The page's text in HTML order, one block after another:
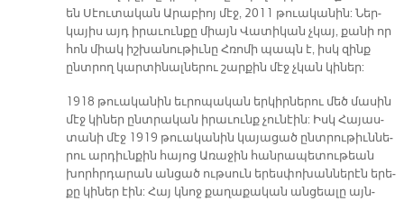
են Սէու­տա­կան Ա­րա­բիոյ մէջ, 2011 թուա­կա­նին: Ներ­
կա­յիս այդ ի­րա­ւուն­քը միայն Վա­տի­կան չկայ, քա­նի որ
հոն միակ իշ­խա­նու­թիւ­նը Հռո­մի պապն է, իսկ զինք
ընտ­րող կար­տի­նալ­նե­րու շար­քին մէջ չկան կի­ներ:
1918 թուա­կա­նին եւ­րո­պա­կան եր­կիր­նե­րու մեծ մա­սին
մէջ կի­ներ ընտ­րա­կան ի­րա­ւունք չու­նէին: Իսկ Հա­յաս­
տա­նի մէջ 1919 թուա­կա­նին կա­յա­ցած ընտ­րու­թիւն­նե­
րու ար­դիւն­քին հա­յոց Ա­ռա­ջին հան­րա­պե­տու­թեան
խորհր­դա­րան ան­ցած ութ­սուն ե­րես­փո­խան­նե­րէն ե­րե­
քը կի­ներ էին: Հայ կնոջ քա­ղա­քա­կան ան­ցեա­լը այն­